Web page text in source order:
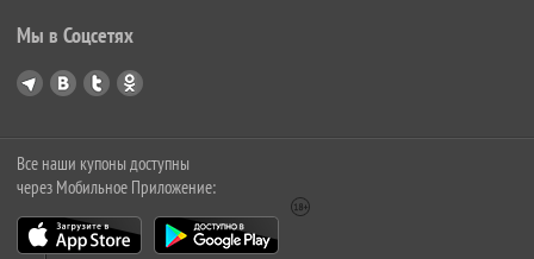
Мы в Соцсетях
Все наши купоны доступны
через Мобильное Приложение: